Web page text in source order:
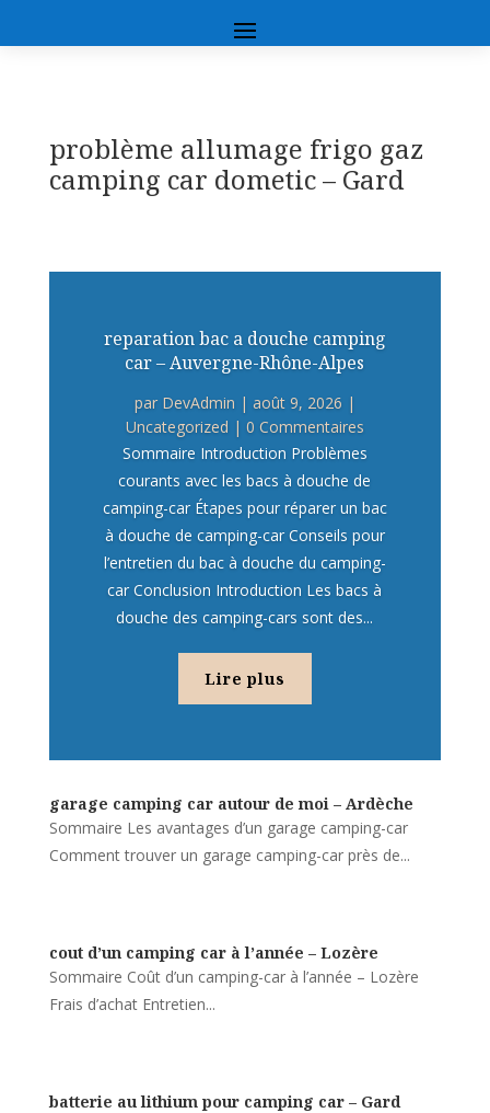
problème allumage frigo gaz
camping car dometic – Gard
reparation bac a douche camping
car – Auvergne-Rhône-Alpes
par DevAdmin | août 9, 2026 |
Uncategorized | 0 Commentaires
Sommaire Introduction Problèmes
courants avec les bacs à douche de
camping-car Étapes pour réparer un bac
à douche de camping-car Conseils pour
l’entretien du bac à douche du camping-
car Conclusion Introduction Les bacs à
douche des camping-cars sont des...
Lire plus
garage camping car autour de moi – Ardèche
Sommaire Les avantages d’un garage camping-car
Comment trouver un garage camping-car près de...
cout d’un camping car à l’année – Lozère
Sommaire Coût d’un camping-car à l’année – Lozère
Frais d’achat Entretien...
batterie au lithium pour camping car – Gard